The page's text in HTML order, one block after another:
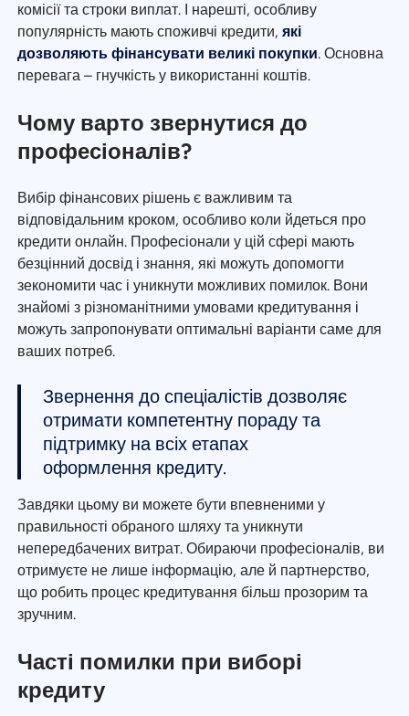
комісії та строки виплат. І нарешті, особливу
популярність мають споживчі кредити,які
дозволяють фінансувати великі покупки. Основна
перевага – гнучкість у використанні коштів.
Чому варто звернутися до
професіоналів?
Вибір фінансових рішень є важливим та
відповідальним кроком, особливо коли йдеться про
кредити онлайн. Професіонали у цій сфері мають
безцінний досвід і знання, які можуть допомогти
зекономити час і уникнути можливих помилок. Вони
знайомі з різноманітними умовами кредитування і
можуть запропонувати оптимальні варіанти саме для
ваших потреб.
Звернення до спеціалістів дозволяє
отримати компетентну пораду та
підтримку на всіх етапах
оформлення кредиту.
Завдяки цьому ви можете бути впевненими у
правильності обраного шляху та уникнути
непередбачених витрат. Обираючи професіоналів, ви
отримуєте не лише інформацію, але й партнерство,
що робить процес кредитування більш прозорим та
зручним.
Часті помилки при виборі
кредиту